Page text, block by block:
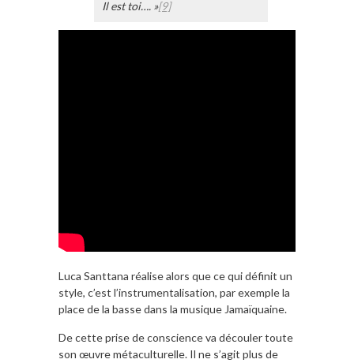
Il est toi…. »[9]
Luca Santtana réalise alors que ce qui définit un
style, c’est l’instrumentalisation, par exemple la
place de la basse dans la musique Jamaïquaine.
De cette prise de conscience va découler toute
son œuvre métaculturelle. Il ne s’agit plus de